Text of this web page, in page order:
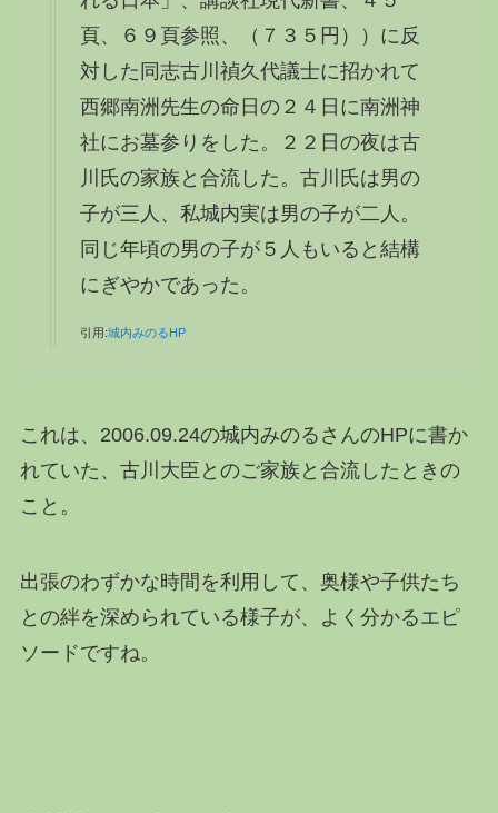
頁、６９頁参照、（７３５円））に反
対した同志古川禎久代議士に招かれて
西郷南洲先生の命日の２４日に南洲神
社にお墓参りをした。２２日の夜は古
川氏の家族と合流した。古川氏は男の
子が三人、私城内実は男の子が二人。
同じ年頃の男の子が５人もいると結構
にぎやかであった。
引用:城内みのるHP
これは、2006.09.24の城内みのるさんのHPに書か
れていた、古川大臣とのご家族と合流したときの
こと。
出張のわずかな時間を利用して、奥様や子供たち
との絆を深められている様子が、よく分かるエピ
ソードですね。